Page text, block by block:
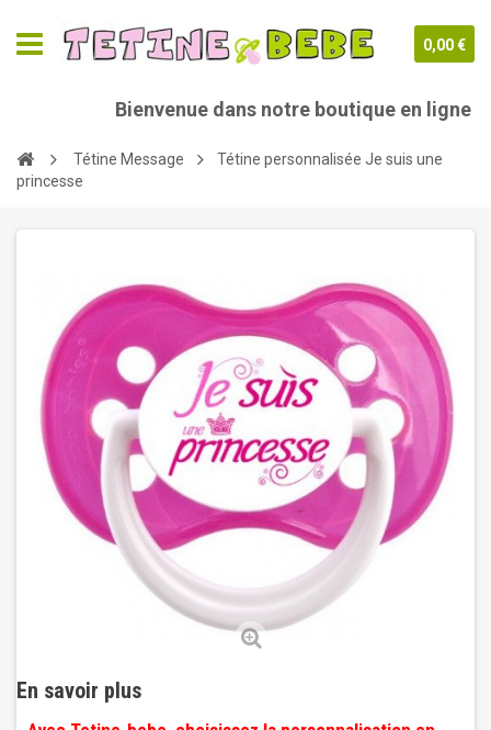
0,00 €
Bienvenue dans notre boutique en ligne
Tétine Message
Tétine personnalisée Je suis une
princesse
En savoir plus